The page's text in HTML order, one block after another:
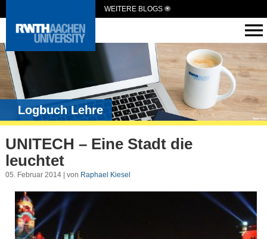
WEITERE BLOGS
Logbuch Lehre
UNITECH – Eine Stadt die
leuchtet
05. Februar 2014 | von Raphael Kiesel